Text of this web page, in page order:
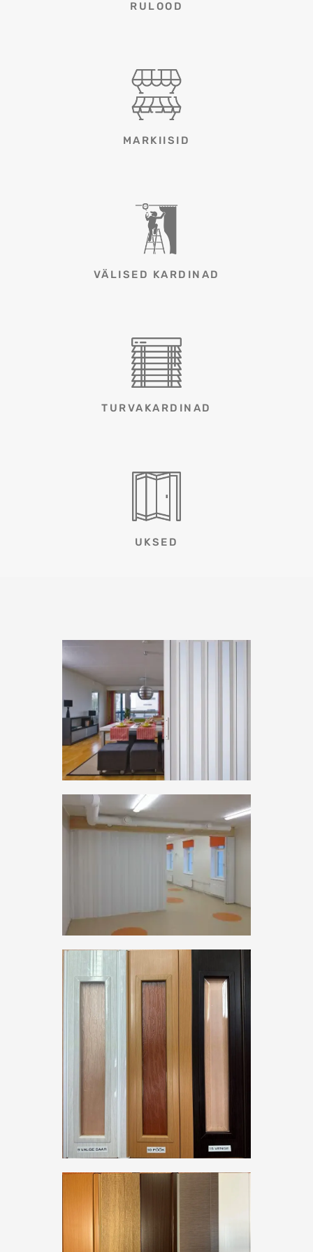
RULOOD
MARKIISID
VÄLISED KARDINAD
TURVAKARDINAD
UKSED